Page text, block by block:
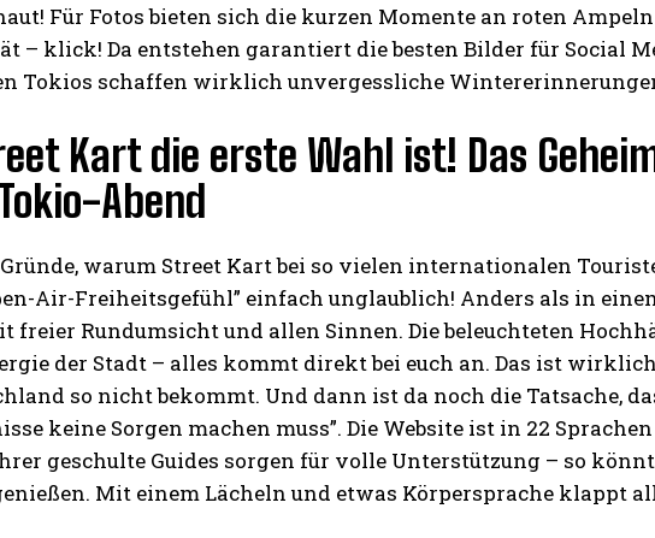
Für Fotos bieten sich die kurzen Momente an roten
– klick! Da entstehen garantiert die besten Bilder für Social
Tokios schaffen wirklich unvergessliche
Kart die erste Wahl ist! Das
Abend
warum Street Kart bei so vielen internationalen
Air-Freiheitsgefühl” einfach unglaublich! Anders als in
freier Rundumsicht und allen Sinnen. Die beleuchteten
der Stadt – alles kommt direkt bei euch an. Das ist
so nicht bekommt. Und dann ist da noch die Tatsache,
keine Sorgen machen muss”. Die Website ist in 22
geschulte Guides sorgen für volle Unterstützung – so
Mit einem Lächeln und etwas Körpersprache klappt